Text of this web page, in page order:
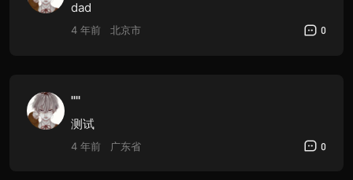
dad
4 年前 北京市 0
''''
测试
4 年前 广东省 0